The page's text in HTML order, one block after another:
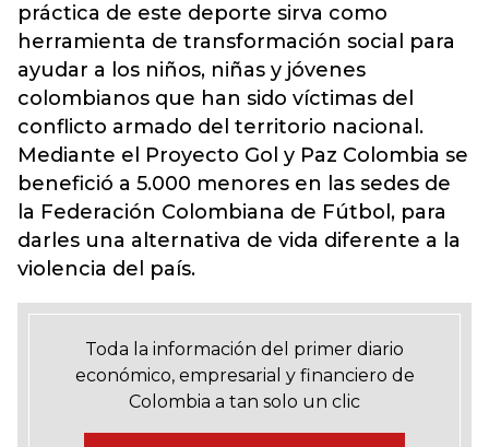
práctica de este deporte sirva como
herramienta de transformación social para
ayudar a los niños, niñas y jóvenes
colombianos que han sido víctimas del
conflicto armado del territorio nacional.
Mediante el Proyecto Gol y Paz Colombia se
benefició a 5.000 menores en las sedes de
la Federación Colombiana de Fútbol, para
darles una alternativa de vida diferente a la
violencia del país.
Toda la información del primer diario
económico, empresarial y financiero de
Colombia a tan solo un clic